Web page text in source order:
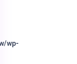
wp-